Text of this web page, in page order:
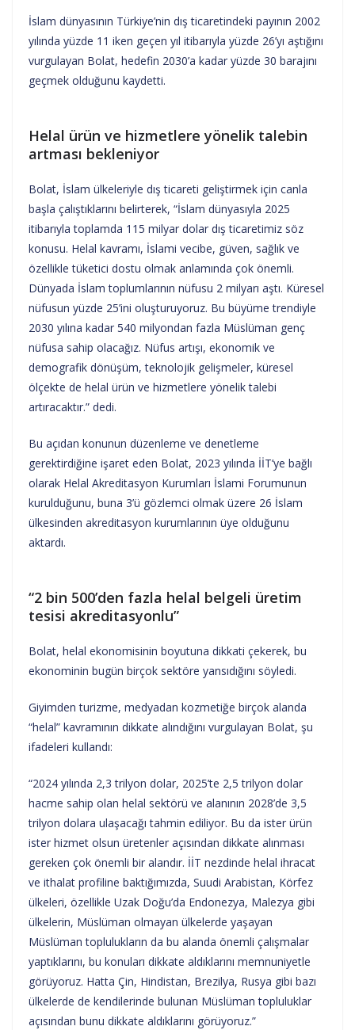
İslam dünyasının Türkiye’nin dış ticaretindeki payının 2002
yılında yüzde 11 iken geçen yıl itibarıyla yüzde 26’yı aştığını
vurgulayan Bolat, hedefin 2030’a kadar yüzde 30 barajını
geçmek olduğunu kaydetti.
Helal ürün ve hizmetlere yönelik talebin
artması bekleniyor
Bolat, İslam ülkeleriyle dış ticareti geliştirmek için canla
başla çalıştıklarını belirterek, “İslam dünyasıyla 2025
itibarıyla toplamda 115 milyar dolar dış ticaretimiz söz
konusu. Helal kavramı, İslami vecibe, güven, sağlık ve
özellikle tüketici dostu olmak anlamında çok önemli.
Dünyada İslam toplumlarının nüfusu 2 milyarı aştı. Küresel
nüfusun yüzde 25’ini oluşturuyoruz. Bu büyüme trendiyle
2030 yılına kadar 540 milyondan fazla Müslüman genç
nüfusa sahip olacağız. Nüfus artışı, ekonomik ve
demografik dönüşüm, teknolojik gelişmeler, küresel
ölçekte de helal ürün ve hizmetlere yönelik talebi
artıracaktır.” dedi.
Bu açıdan konunun düzenleme ve denetleme
gerektirdiğine işaret eden Bolat, 2023 yılında İİT’ye bağlı
olarak Helal Akreditasyon Kurumları İslami Forumunun
kurulduğunu, buna 3’ü gözlemci olmak üzere 26 İslam
ülkesinden akreditasyon kurumlarının üye olduğunu
aktardı.
“2 bin 500’den fazla helal belgeli üretim
tesisi akreditasyonlu”
Bolat, helal ekonomisinin boyutuna dikkati çekerek, bu
ekonominin bugün birçok sektöre yansıdığını söyledi.
Giyimden turizme, medyadan kozmetiğe birçok alanda
“helal” kavramının dikkate alındığını vurgulayan Bolat, şu
ifadeleri kullandı:
“2024 yılında 2,3 trilyon dolar, 2025’te 2,5 trilyon dolar
hacme sahip olan helal sektörü ve alanının 2028’de 3,5
trilyon dolara ulaşacağı tahmin ediliyor. Bu da ister ürün
ister hizmet olsun üretenler açısından dikkate alınması
gereken çok önemli bir alandır. İİT nezdinde helal ihracat
ve ithalat profiline baktığımızda, Suudi Arabistan, Körfez
ülkeleri, özellikle Uzak Doğu’da Endonezya, Malezya gibi
ülkelerin, Müslüman olmayan ülkelerde yaşayan
Müslüman toplulukların da bu alanda önemli çalışmalar
yaptıklarını, bu konuları dikkate aldıklarını memnuniyetle
görüyoruz. Hatta Çin, Hindistan, Brezilya, Rusya gibi bazı
ülkelerde de kendilerinde bulunan Müslüman topluluklar
açısından bunu dikkate aldıklarını görüyoruz.”